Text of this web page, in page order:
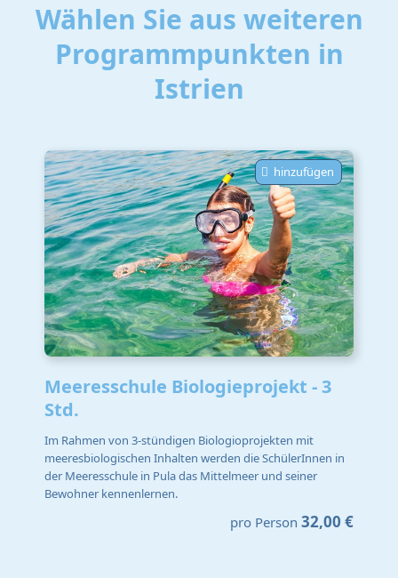
Wählen Sie aus weiteren
Programmpunkten in
Istrien
hinzufügen
Meeresschule Biologieprojekt - 3
Std.
Im Rahmen von 3-stündigen Biologioprojekten mit
meeresbiologischen Inhalten werden die SchülerInnen in
der Meeresschule in Pula das Mittelmeer und seiner
Bewohner kennenlernen.
pro Person 32,00 €